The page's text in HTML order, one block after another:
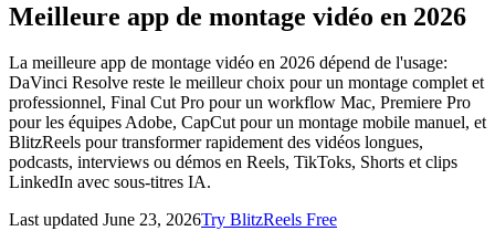
Meilleure app de montage vidéo en 2026
La meilleure app de montage vidéo en 2026 dépend de l'usage:
DaVinci Resolve reste le meilleur choix pour un montage complet et
professionnel, Final Cut Pro pour un workflow Mac, Premiere Pro
pour les équipes Adobe, CapCut pour un montage mobile manuel, et
BlitzReels pour transformer rapidement des vidéos longues,
podcasts, interviews ou démos en Reels, TikToks, Shorts et clips
LinkedIn avec sous-titres IA.
Last updated June 23, 2026Try BlitzReels Free